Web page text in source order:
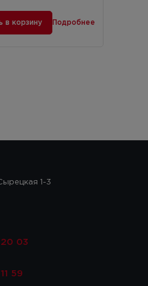
в корзину Подробнее
1-3
03
59